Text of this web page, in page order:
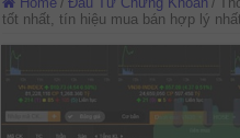
tốt nhất, tín hiệu mua bán hợp lý nhất